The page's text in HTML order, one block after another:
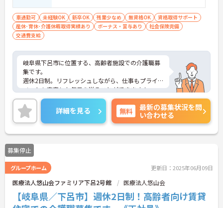
車通勤可 未経験OK 新卒OK 残業少なめ 無資格OK
資格取得サポート
産休･育休･介護休暇取得実績あり
ボーナス・賞与あり
社会保険完備
交通費支給
岐阜県下呂市に位置する、高齢者施設での介護職募
集です。
週休2日制。リフレッシュしながら、仕事もプライ
ベートも充実した毎日を送ることができます！
資格や実務経験はなくてもOK！現場で働きながら経
験を積んでいくことができます。
ご興味ある方には、面接対策ポイントなど、さらに
詳細をお話しいたしますのでお気軽にご相談くださ
い。
詳細を見る 無料
最新の募集状況を問
い合わせる
募集停止
グループホーム 更新日：2025年06月09日
医療法人悠山会ファミリア下呂2号館 医療法人悠山会
【岐阜県／下呂市】週休2日制！高齢者向け賃貸